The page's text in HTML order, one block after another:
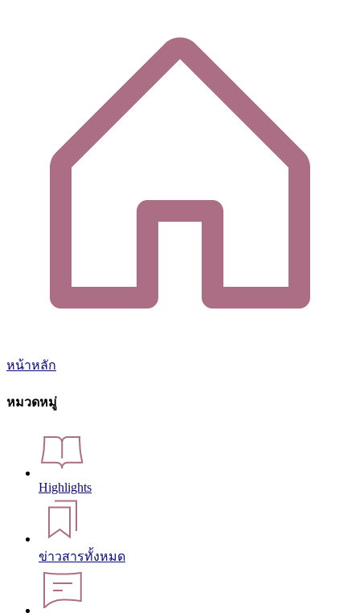
หน้าหลัก
หมวดหมู่
Highlights
ข่าวสารทั้งหมด